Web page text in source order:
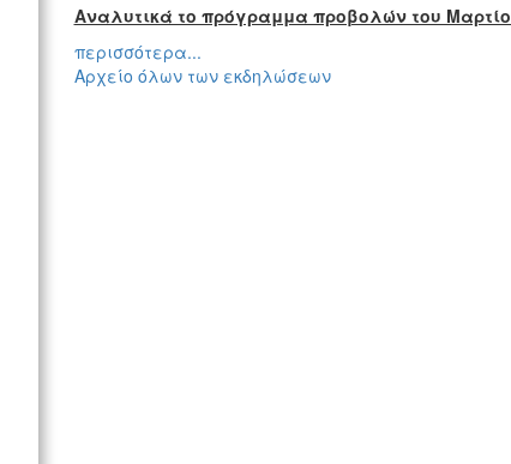
Αναλυτικά το πρόγραμμα προβολών του
περισσότερα...
Αρχείο όλων των εκδηλώσεων